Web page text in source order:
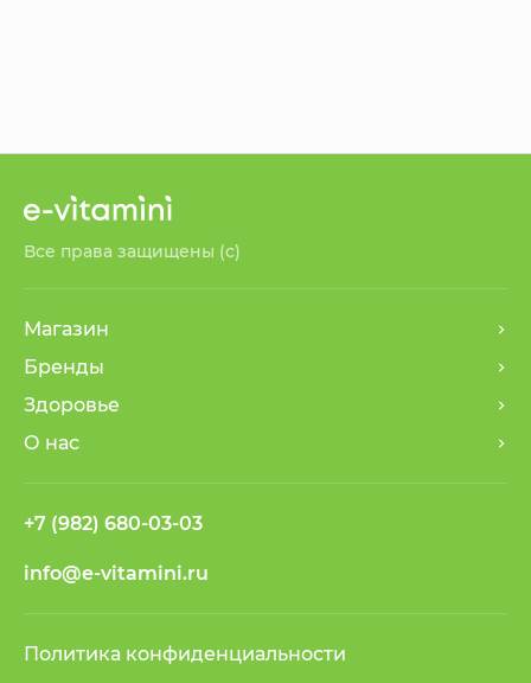
Все права защищены (с)
Магазин
Бренды
Здоровье
О нас
+7 (982) 680-03-03
info@e-vitamini.ru
Политика конфиденциальности